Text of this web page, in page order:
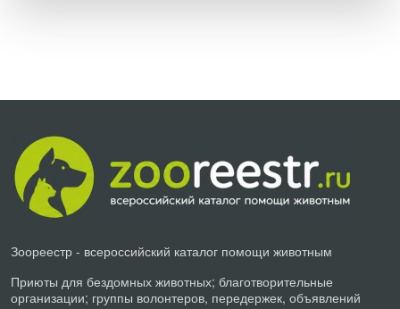
Зоореестр - всероссийский каталог помощи животным
Приюты для бездомных животных; благотворительные
организации; группы волонтеров, передержек, объявлений